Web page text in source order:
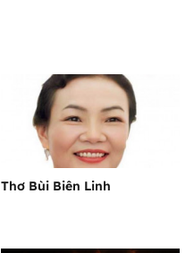
Thơ Bùi Biên Linh